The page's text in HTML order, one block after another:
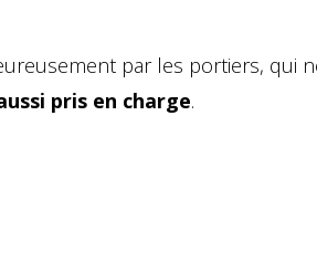
par les portiers, qui
pris en charge.